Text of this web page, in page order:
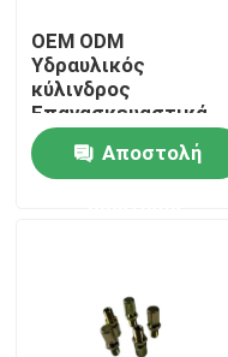
επαφή
Ζητήστε ένα
Επιπλέον
OEM ODM
Υδραυλικός
κύλινδρος
Επανασκευαστικά
κιτ Αντί διάβρωσης
Αποστολή